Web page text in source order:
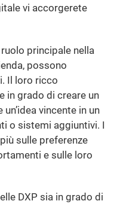
vi accorgerete
principale nella
possono
Il loro ricco
in grado di creare un
vincente in un
o sistemi aggiuntivi. I
sulle preferenze
e sulle loro
DXP sia in grado di